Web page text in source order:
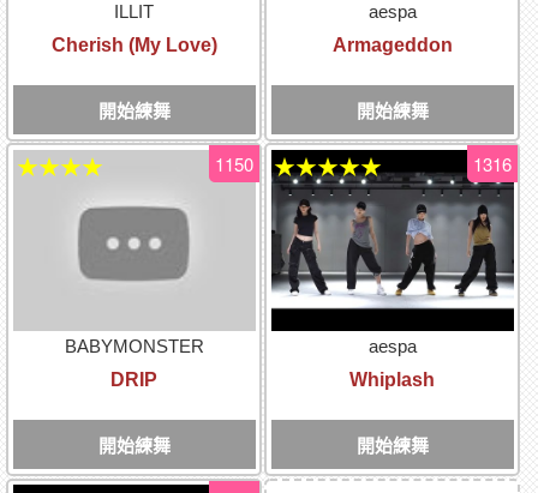
ILLIT
Cherish (My Love)
開始練舞
aespa
Armageddon
開始練舞
BABYMONSTER
DRIP
開始練舞
1150
★★★★
aespa
Whiplash
開始練舞
1316
★★★★★